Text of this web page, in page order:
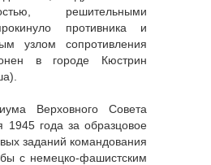
решительными
противника и
узлом сопротивления
в городе Кюстрин
Верховного Совета
года за образцовое
заданий командования
с немецко-фашистским